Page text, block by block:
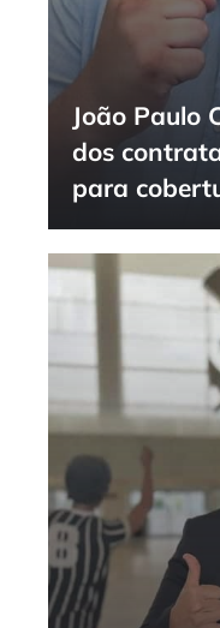
João Paulo
dos
para